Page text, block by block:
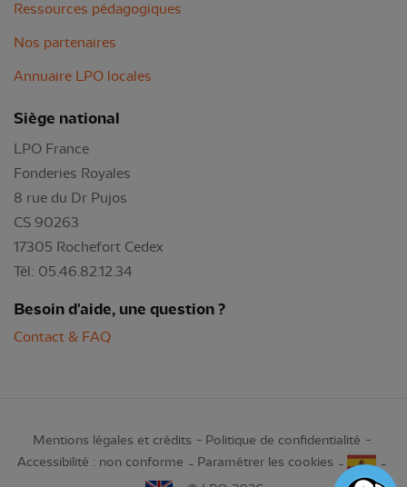
Ressources pédagogiques
Nos partenaires
Annuaire LPO locales
Siège national
LPO France
Fonderies Royales
8 rue du Dr Pujos
CS 90263
17305 Rochefort Cedex
Tél: 05.46.82.12.34
Besoin d'aide, une question ?
Contact & FAQ
Mentions légales et crédits
Politique de confidentialité
Accessibilité : non conforme
Paramétrer les cookies